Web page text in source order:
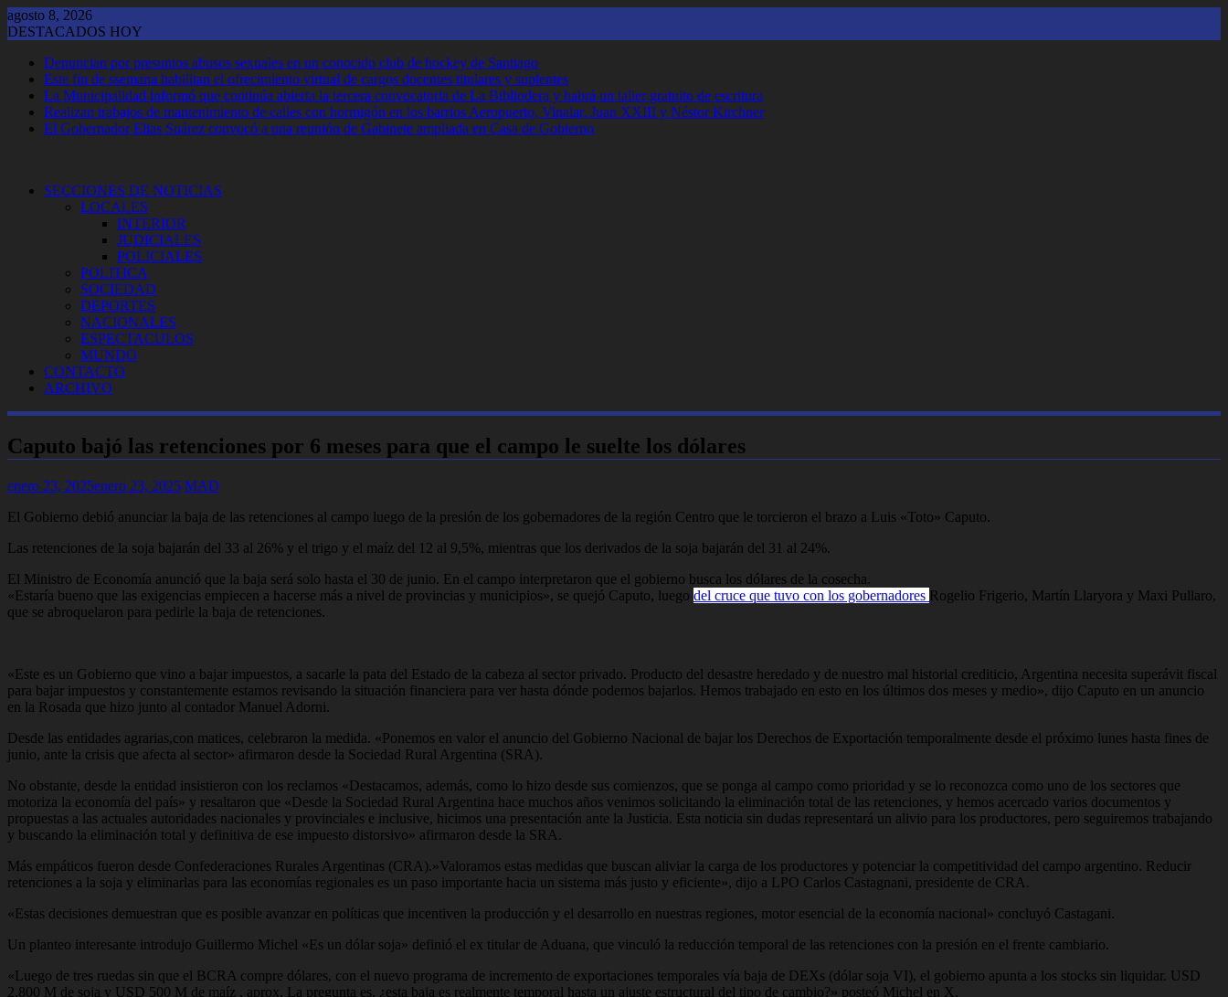
Saltar
al
agosto 8, 2026
DESTACADOS HOY
Denuncian por presuntos abusos sexuales en un conocido club de hockey de Santiago
Este fin de ssemana habilitan el ofrecimiento virtual de cargos docentes titulares y suplentes
La Municipalidad informó que continúa abierta la tercera convocatoria de La Bibliodera y habrá un taller gratuito de escritura
Realizan trabajos de mantenimiento de calles con hormigón en los barrios Aeropuerto, Vinalar, Juan XXIII y Néstor Kirchner
El Gobernador Elias Suárez convocó a una reunión de Gabinete ampliada en Casa de Gobierno
SECCIONES DE NOTICIAS
LOCALES
INTERIOR
JUDICIALES
POLICIALES
POLITICA
SOCIEDAD
DEPORTES
NACIONALES
ESPECTACULOS
MUNDO
CONTACTO
ARCHIVO
Caputo bajó las retenciones por 6 meses para que el campo le suelte los dólares
enero 23, 2025enero 23, 2025 MAD
El Gobierno debió anunciar la baja de las retenciones al campo luego de la presión de los gobernadores de la región Centro que le torcieron el brazo a Luis «Toto» Caputo.
Las retenciones de la soja bajarán del 33 al 26% y el trigo y el maíz del 12 al 9,5%, mientras que los derivados de la soja bajarán del 31 al 24%.
El Ministro de Economía anunció que la baja será solo hasta el 30 de junio. En el campo interpretaron que el gobierno busca los dólares de la cosecha.
«Estaría bueno que las exigencias empiecen a hacerse más a nivel de provincias y municipios», se quejó Caputo, luego del cruce que tuvo con los gobernadores Rogelio Frigerio, Martín Llaryora y Maxi Pullaro,
que se abroquelaron para pedirle la baja de retenciones.
«Este es un Gobierno que vino a bajar impuestos, a sacarle la pata del Estado de la cabeza al sector privado. Producto del desastre heredado y de nuestro mal historial crediticio, Argentina necesita superávit fiscal
para bajar impuestos y constantemente estamos revisando la situación financiera para ver hasta dónde podemos bajarlos. Hemos trabajado en esto en los últimos dos meses y medio», dijo Caputo en un anuncio
en la Rosada que hizo junto al contador Manuel Adorni.
Desde las entidades agrarias,con matices, celebraron la medida. «Ponemos en valor el anuncio del Gobierno Nacional de bajar los Derechos de Exportación temporalmente desde el próximo lunes hasta fines de
junio, ante la crisis que afecta al sector» afirmaron desde la Sociedad Rural Argentina (SRA).
No obstante, desde la entidad insistieron con los reclamos «Destacamos, además, como lo hizo desde sus comienzos, que se ponga al campo como prioridad y se lo reconozca como uno de los sectores que
motoriza la economía del país» y resaltaron que «Desde la Sociedad Rural Argentina hace muchos años venimos solicitando la eliminación total de las retenciones, y hemos acercado varios documentos y
propuestas a las actuales autoridades nacionales y provinciales e inclusive, hicimos una presentación ante la Justicia. Esta noticia sin dudas representará un alivio para los productores, pero seguiremos trabajando
y buscando la eliminación total y definitiva de ese impuesto distorsivo» afirmaron desde la SRA.
Más empáticos fueron desde Confederaciones Rurales Argentinas (CRA).»Valoramos estas medidas que buscan aliviar la carga de los productores y potenciar la competitividad del campo argentino. Reducir
retenciones a la soja y eliminarlas para las economías regionales es un paso importante hacia un sistema más justo y eficiente», dijo a LPO Carlos Castagnani, presidente de CRA.
«Estas decisiones demuestran que es posible avanzar en políticas que incentiven la producción y el desarrollo en nuestras regiones, motor esencial de la economía nacional» concluyó Castagani.
Un planteo interesante introdujo Guillermo Michel «Es un dólar soja» definió el ex titular de Aduana, que vinculó la reducción temporal de las retenciones con la presión en el frente cambiario.
«Luego de tres ruedas sin que el BCRA compre dólares, con el nuevo programa de incremento de exportaciones temporales vía baja de DEXs (dólar soja VI), el gobierno apunta a los stocks sin liquidar. USD
2.800 M de soja y USD 500 M de maíz , aprox. La pregunta es, ¿esta baja es realmente temporal hasta un ajuste estructural del tipo de cambio?» posteó Michel en X.